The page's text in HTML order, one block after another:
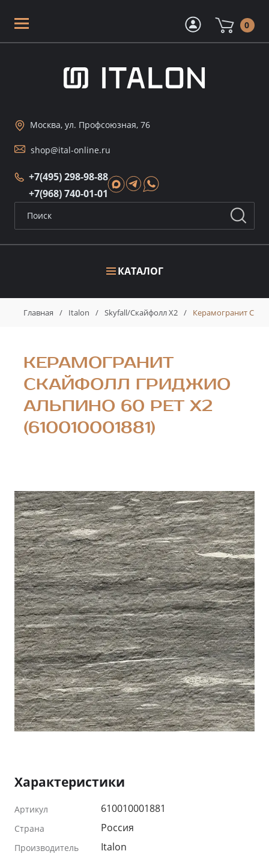
0
КАТАЛОГ
Москва, ул. Профсоюзная, 76
shop@ital-online.ru
+7(495) 298-98-88
+7(968) 740-01-01
Главная / Italon / Skyfall/Скайфолл X2 / Керамогранит
КЕРАМОГРАНИТ
СКАЙФОЛЛ ГРИДЖИО
АЛЬПИНО 60 РЕТ X2
(610010001881)
Характеристики
Артикул 610010001881
Страна Россия
Производитель Italon